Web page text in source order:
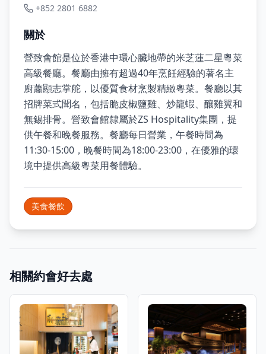
+852 2801 6882
關於
營致會館是位於香港中環心臟地帶的米芝蓮二星粵菜
高級餐廳。餐廳由擁有超過40年烹飪經驗的著名主
廚蕭顯志掌舵，以優質食材烹製精緻粵菜。餐廳以其
招牌菜式聞名，包括脆皮椒鹽雞、炒龍蝦、釀雞翼和
無錫排骨。營致會館隸屬於ZS Hospitality集團，提
供午餐和晚餐服務。餐廳每日營業，午餐時間為
11:30-15:00，晚餐時間為18:00-23:00，在優雅的環
境中提供高級粵菜用餐體驗。
美食餐飲
相關約會好去處